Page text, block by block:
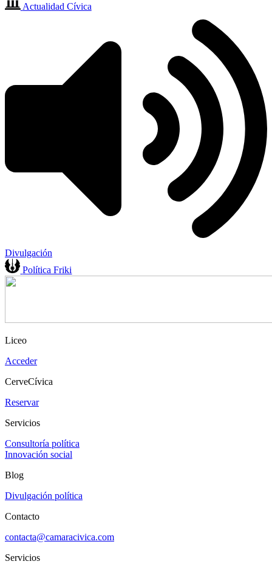
Actualidad Cívica
Divulgación
Política Friki
Liceo
Acceder
CerveCívica
Reservar
Servicios
Consultoría política
Innovación social
Blog
Divulgación política
Contacto
contacta@camaracivica.com
Servicios